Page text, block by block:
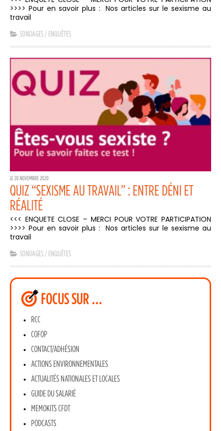
>>>> Pour en savoir plus : Nos articles sur le sexisme au
travail
SONDAGES / ENQUÊTES
LE 20 NOVEMBRE 2020
QUIZ “SEXISME AU TRAVAIL” : ENTRE DÉNI ET
RÉALITÉ
<<< ENQUETE CLOSE – MERCI POUR VOTRE PARTICIPATION
>>>> Pour en savoir plus : Nos articles sur le sexisme au
travail
SONDAGES / ENQUÊTES
FOCUS SUR …
RCC
COFOP
CONTACT/ADHÉSION
ACTIONS ENVIRONNEMENTALES
ACTUALITÉS NATIONALES ET LOCALES
GUIDE DU SALARIÉ
MEMOKITS CFDT
PODCASTS